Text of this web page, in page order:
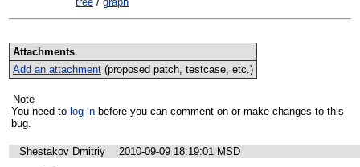
Attachments
Add an attachment(proposed patch, testcase, etc.)
Note
You need to log in
bug.
Shestakov Dmitriy
2010-09-09 18:19:01 MSD